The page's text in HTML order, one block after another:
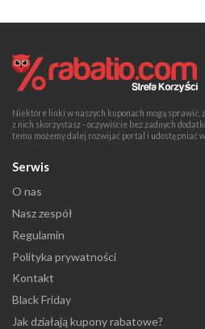
Niektóre linki w naszych kuponach mogą
z nich skorzystasz - oczywiście bez żadnych
temu możemy dalej rozwijać portal i udostępniać
Serwis
O nas
Nasz zespół
Regulamin
Polityka prywatności
Kontakt
Black Friday
Jak działają kupony rabatowe?